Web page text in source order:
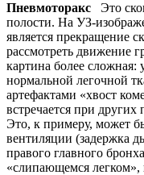
Пневмоторакс Это
полости. На УЗ-
является прекращение
рассмотреть движение
картина более сложная:
нормальной легочной
артефактами «хвост
встречается при других
Это, к примеру, может
вентиляции (задержка
правого главного
«слипающемся легком»,